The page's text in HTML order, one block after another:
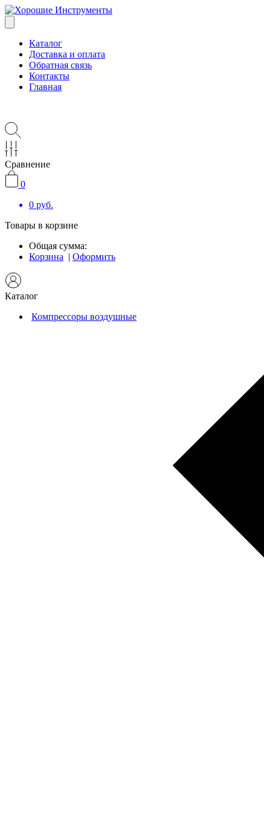
Каталог
Доставка и оплата
Обратная связь
Контакты
Главная
Сравнение
0
0 руб.
Товары в корзине
Общая сумма:
Корзина | Оформить
Каталог
Компрессоры воздушные